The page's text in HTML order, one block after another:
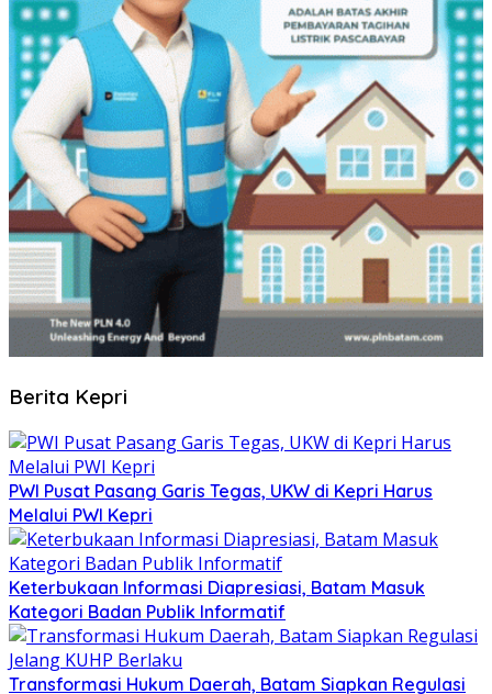
Berita Kepri
PWI Pusat Pasang Garis Tegas, UKW di Kepri Harus
Melalui PWI Kepri
Keterbukaan Informasi Diapresiasi, Batam Masuk
Kategori Badan Publik Informatif
Transformasi Hukum Daerah, Batam Siapkan Regulasi